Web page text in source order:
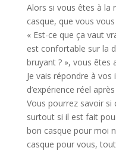
Alors si vous êtes à la
casque, que vous
« Est-ce que ça vaut
est confortable sur la
bruyant ? », vous êtes
Je vais répondre à
d’expérience réel
Vous pourrez savoir si
surtout si il est fait
bon casque pour moi
casque pour vous,